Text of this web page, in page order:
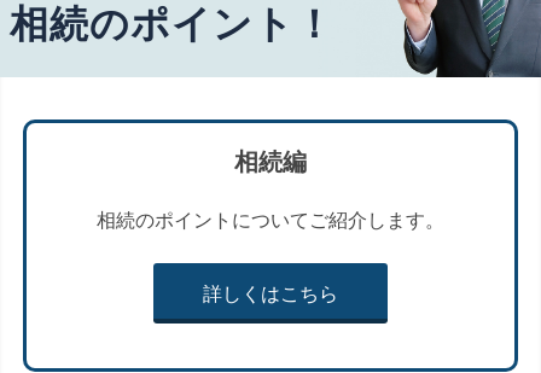
相続のポイント！
相続編
相続のポイントについてご紹介します。
詳しくはこちら